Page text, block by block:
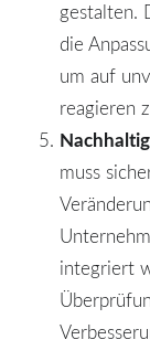
gestalten.
die
um auf
reagieren
muss
integriert